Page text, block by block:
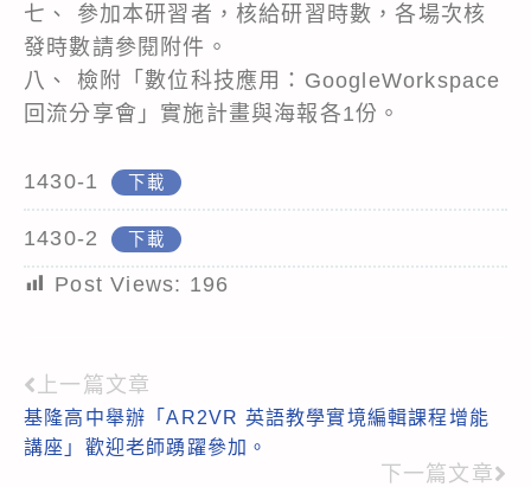
七、 參加本研習者，核給研習時數，各場次核
發時數請參閱附件。
八、 檢附「數位科技應用：GoogleWorkspace
回流分享會」實施計畫與海報各1份。
1430-1 下載
1430-2 下載
Post Views: 196
Read
more
上一篇文章
基隆高中舉辦「AR2VR 英語教學實境編輯課程增能
講座」歡迎老師踴躍參加。
下一篇文章